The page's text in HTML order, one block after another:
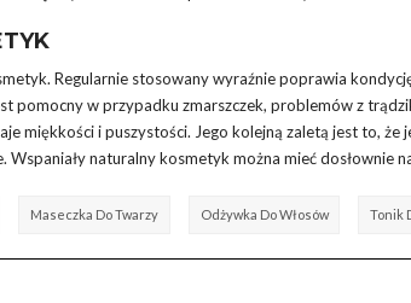
Regularnie stosowany wyraźnie poprawia
pomocny w przypadku zmarszczek, problemów z
miękkości i puszystości. Jego kolejną zaletą jest to,
Wspaniały naturalny kosmetyk można mieć dosłownie
Maseczka Do Twarzy Odżywka Do Włosów Tonik